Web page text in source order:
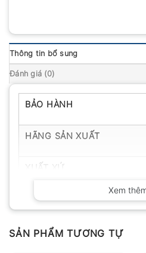
Thông tin bổ sung
Đánh giá (0)
BẢO HÀNH
HÃNG SẢN XUẤT
Xem
SẢN PHẨM TƯƠNG TỰ